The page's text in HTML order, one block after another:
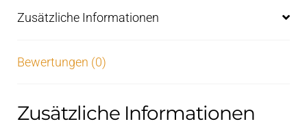
Zusätzliche Informationen
Bewertungen (0)
Zusätzliche Informationen